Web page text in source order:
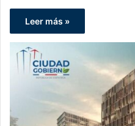
Leer más »